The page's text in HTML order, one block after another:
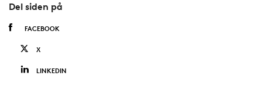
Del siden på
FACEBOOK
X
LINKEDIN